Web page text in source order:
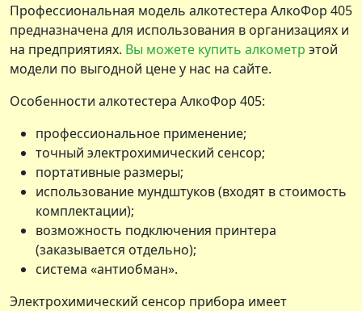
Профессиональная модель алкотестера АлкоФор 405
предназначена для использования в организациях и
на предприятиях. Вы можете купить алкометр этой
модели по выгодной цене у нас на сайте.
Особенности алкотестера АлкоФор 405:
профессиональное применение;
точный электрохимический сенсор;
портативные размеры;
использование мундштуков (входят в стоимость
комплектации);
возможность подключения принтера
(заказывается отдельно);
система «антиобман».
Электрохимический сенсор прибора имеет